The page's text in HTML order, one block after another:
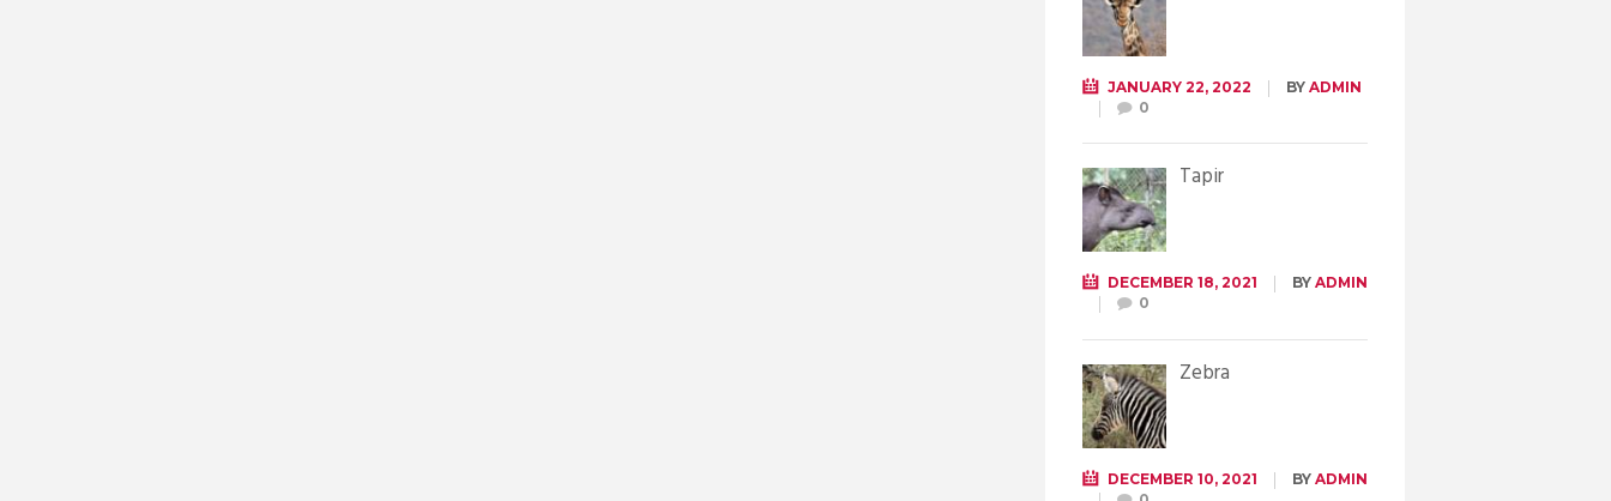
JANUARY 22, 2022 BY ADMIN
0
Tapir
DECEMBER 18, 2021 BY ADMIN
0
Zebra
DECEMBER 10, 2021 BY ADMIN